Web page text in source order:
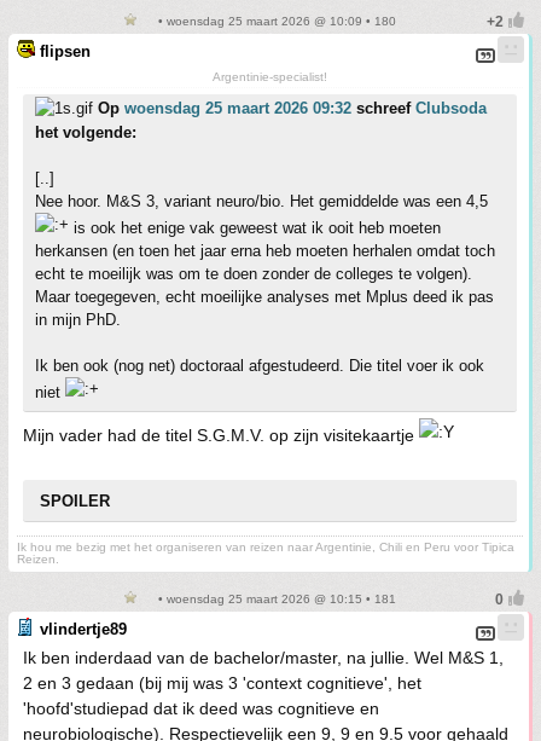
• woensdag 25 maart 2026 @ 10:09 • 180
flipsen
Argentinie-specialist!
Op woensdag 25 maart 2026 09:32 schreef Clubsoda
het volgende:
[..]
Nee hoor. M&S 3, variant neuro/bio. Het gemiddelde was een 4,5
is ook het enige vak geweest wat ik ooit heb moeten
herkansen (en toen het jaar erna heb moeten herhalen omdat toch
echt te moeilijk was om te doen zonder de colleges te volgen).
Maar toegegeven, echt moeilijke analyses met Mplus deed ik pas
in mijn PhD.
Ik ben ook (nog net) doctoraal afgestudeerd. Die titel voer ik ook
niet
Mijn vader had de titel S.G.M.V. op zijn visitekaartje
SPOILER
Ik hou me bezig met het organiseren van reizen naar Argentinie, Chili en Peru voor Tipica
Reizen.
• woensdag 25 maart 2026 @ 10:15 • 181
vlindertje89
Ik ben inderdaad van de bachelor/master, na jullie. Wel M&S 1,
2 en 3 gedaan (bij mij was 3 'context cognitieve', het
'hoofd'studiepad dat ik deed was cognitieve en
neurobiologische). Respectievelijk een 9, 9 en 9.5 voor gehaald